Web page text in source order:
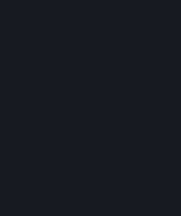
nenhuma obrigação de oferecer
Mercado de Assinaturas. A Valve
funcionamento de qualquer
as taxas cobradas ou alterar os
de qualquer Mercado de
antecedência notificação de
nos termos ou na disponibilidade
Assinaturas, antes que a
nos casos de força maior, em que
Assinante ou de um evento de
Você também compreende e
adquiridas em qualquer Mercado
direitos de licença, que você não
propriedade dessas Assinaturas e
reconhece nenhuma transferência
transferências por força da lei)